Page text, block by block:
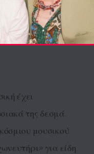
έχει
της δεσμά.
μουσικού
για είδη